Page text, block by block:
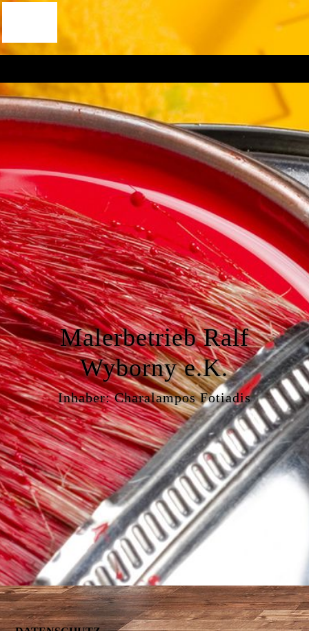
Malerbetrieb Ralf
Wyborny e.K.
Inhaber: Charalampos Fotiadis